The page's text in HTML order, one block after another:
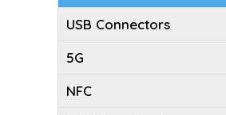
USB Connectors
5G
NFC